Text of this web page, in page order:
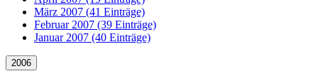
März 2007 (41 Einträge)
Februar 2007 (39 Einträge)
Januar 2007 (40 Einträge)
2006